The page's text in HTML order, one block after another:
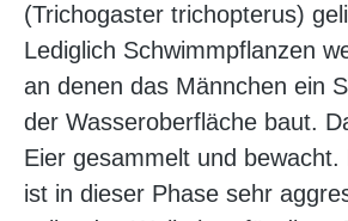
(Trichogaster trichopterus)
Lediglich Schwimmpflanzen
an denen das Männchen ein
der Wasseroberfläche baut.
Eier gesammelt und bewacht.
ist in dieser Phase sehr